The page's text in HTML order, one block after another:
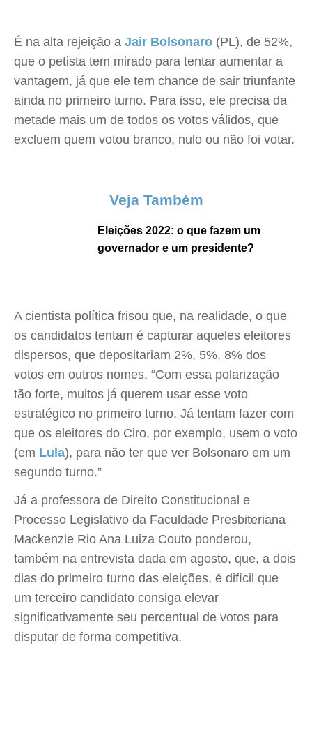
É na alta rejeição a Jair Bolsonaro (PL), de 52%,
que o petista tem mirado para tentar aumentar a
vantagem, já que ele tem chance de sair triunfante
ainda no primeiro turno. Para isso, ele precisa da
metade mais um de todos os votos válidos, que
excluem quem votou branco, nulo ou não foi votar.
Veja Também
Eleições 2022: o que fazem um
governador e um presidente?
A cientista política frisou que, na realidade, o que
os candidatos tentam é capturar aqueles eleitores
dispersos, que depositariam 2%, 5%, 8% dos
votos em outros nomes. “Com essa polarização
tão forte, muitos já querem usar esse voto
estratégico no primeiro turno. Já tentam fazer com
que os eleitores do Ciro, por exemplo, usem o voto
(em Lula), para não ter que ver Bolsonaro em um
segundo turno.”
Já a professora de Direito Constitucional e
Processo Legislativo da Faculdade Presbiteriana
Mackenzie Rio Ana Luiza Couto ponderou,
também na entrevista dada em agosto, que, a dois
dias do primeiro turno das eleições, é difícil que
um terceiro candidato consiga elevar
significativamente seu percentual de votos para
disputar de forma competitiva.